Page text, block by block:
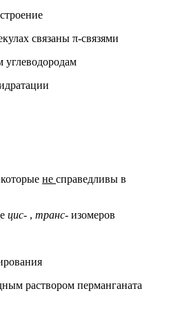
связаны π-связями
углеводородам
не справедливы в
цис- , транс- изомеров
раствором перманганата